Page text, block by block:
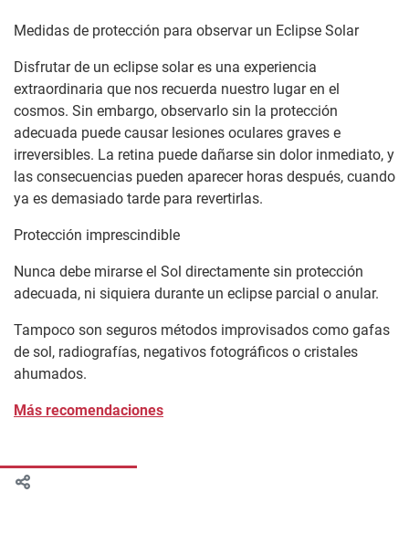
Medidas de protección para observar un Eclipse Solar
Disfrutar de un eclipse solar es una experiencia
extraordinaria que nos recuerda nuestro lugar en el
cosmos. Sin embargo, observarlo sin la protección
adecuada puede causar lesiones oculares graves e
irreversibles. La retina puede dañarse sin dolor inmediato, y
las consecuencias pueden aparecer horas después, cuando
ya es demasiado tarde para revertirlas.
Protección imprescindible
Nunca debe mirarse el Sol directamente sin protección
adecuada, ni siquiera durante un eclipse parcial o anular.
Tampoco son seguros métodos improvisados como gafas
de sol, radiografías, negativos fotográficos o cristales
ahumados.
Más recomendaciones